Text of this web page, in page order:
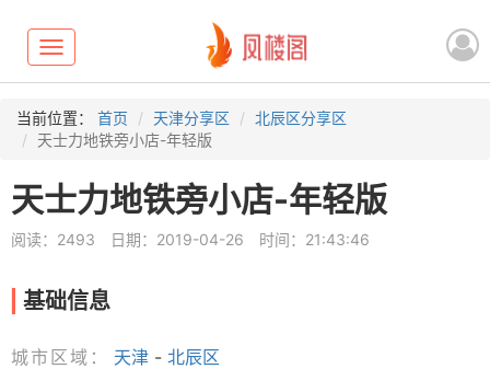
Toggle
navigation
当前位置： 首页 天津分享区
北辰区分享区
天士力地铁旁小店-年轻版
天士力地铁旁小店-年轻版
阅读：2493 日期：2019-04-26 时间：21:43:46
基础信息
城市区域： 天津 - 北辰区